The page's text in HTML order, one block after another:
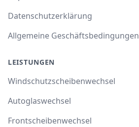
Datenschutzerklärung
Allgemeine Geschäftsbedingungen
LEISTUNGEN
Windschutzscheibenwechsel
Autoglaswechsel
Frontscheibenwechsel